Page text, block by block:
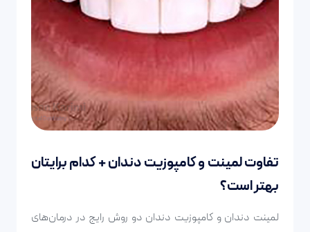
تفاوت لمینت و کامپوزیت دندان + کدام برایتان
بهتر است؟
لمینت دندان و کامپوزیت دندان دو روش رایج‌ در درمان‌های